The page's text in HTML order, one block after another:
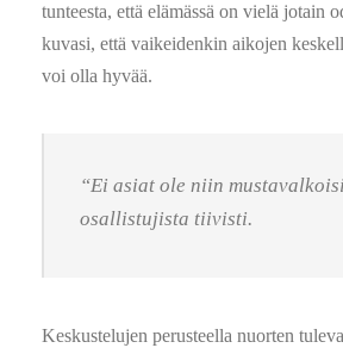
tunteesta, että elämässä on vielä jotain
kuvasi, että vaikeidenkin aikojen
voi olla hyvää.
“Ei asiat ole niin
osallistujista tiivisti.
Keskustelujen perusteella nuorten